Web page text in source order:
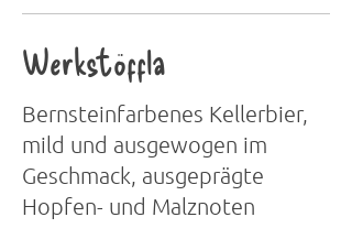
Werkstöffla
Bernsteinfarbenes Kellerbier,
mild und ausgewogen im
Geschmack, ausgeprägte
Hopfen- und Malznoten